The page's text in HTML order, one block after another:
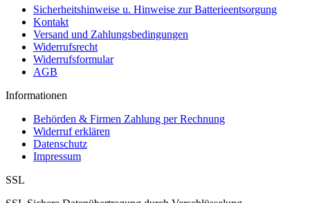
Sicherheitshinweise u. Hinweise zur Batterieentsorgung
Kontakt
Versand und Zahlungsbedingungen
Widerrufsrecht
Widerrufsformular
AGB
Informationen
Behörden & Firmen Zahlung per Rechnung
Widerruf erklären
Datenschutz
Impressum
SSL